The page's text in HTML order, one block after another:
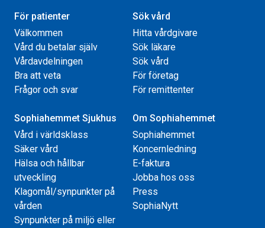
För patienter
Välkommen
Vård du betalar själv
Vårdavdelningen
Bra att veta
Frågor och svar
Sök vård
Hitta vårdgivare
Sök läkare
Sök vård
För företag
För remittenter
Sophiahemmet Sjukhus
Vård i världsklass
Säker vård
Hälsa och hållbar
utveckling
Klagomål/synpunkter på
vården
Synpunkter på miljö eller
Om Sophiahemmet
Sophiahemmet
Koncernledning
E-faktura
Jobba hos oss
Press
SophiaNytt